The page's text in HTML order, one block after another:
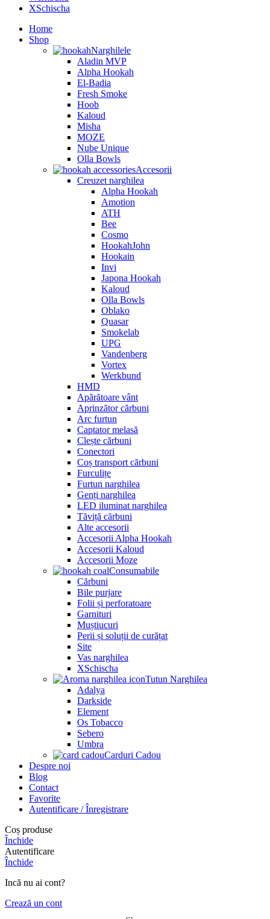
XSchischa
Home
Shop
Narghilele
Aladin MVP
Alpha Hookah
El-Badia
Fresh Smoke
Hoob
Kaloud
Misha
MOZE
Nube Unique
Olla Bowls
Accesorii
Creuzet narghilea
Alpha Hookah
Amotion
ATH
Bee
Cosmo
HookahJohn
Hookain
Invi
Japona Hookah
Kaloud
Olla Bowls
Oblako
Quasar
Smokelab
UPG
Vandenberg
Vortex
Werkbund
HMD
Apărătoare vânt
Aprinzător cărbuni
Arc furtun
Captator melasă
Clește cărbuni
Conectori
Coș transport cărbuni
Furculițe
Furtun narghilea
Genți narghilea
LED iluminat narghilea
Tăviță cărbuni
Alte accesorii
Accesorii Alpha Hookah
Accesorii Kaloud
Accesorii Moze
Consumabile
Cărbuni
Bile purjare
Folii și perforatoare
Garnituri
Muștiucuri
Perii și soluții de curățat
Site
Vas narghilea
XSchischa
Tutun Narghilea
Adalya
Darkside
Element
Os Tobacco
Sebero
Umbra
Carduri Cadou
Despre noi
Blog
Contact
Favorite
Autentificare / Înregistrare
Coș produse
Închide
Autentificare
Închide
Incă nu ai cont?
Crează un cont